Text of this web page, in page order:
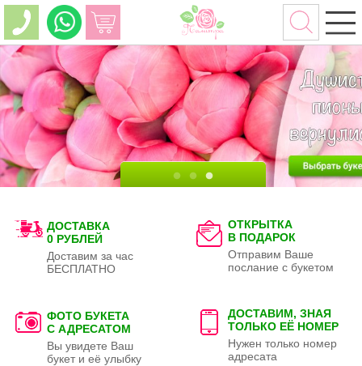
ДОСТАВКА
0 РУБЛЕЙ
Доставим за час
БЕСПЛАТНО
ОТКРЫТКА
В ПОДАРОК
Отправим Ваше
послание с букетом
ФОТО БУКЕТА
С АДРЕСАТОМ
Вы увидете Ваш
букет и её улыбку
ДОСТАВИМ, ЗНАЯ
ТОЛЬКО ЕЁ НОМЕР
Нужен только номер
адресата